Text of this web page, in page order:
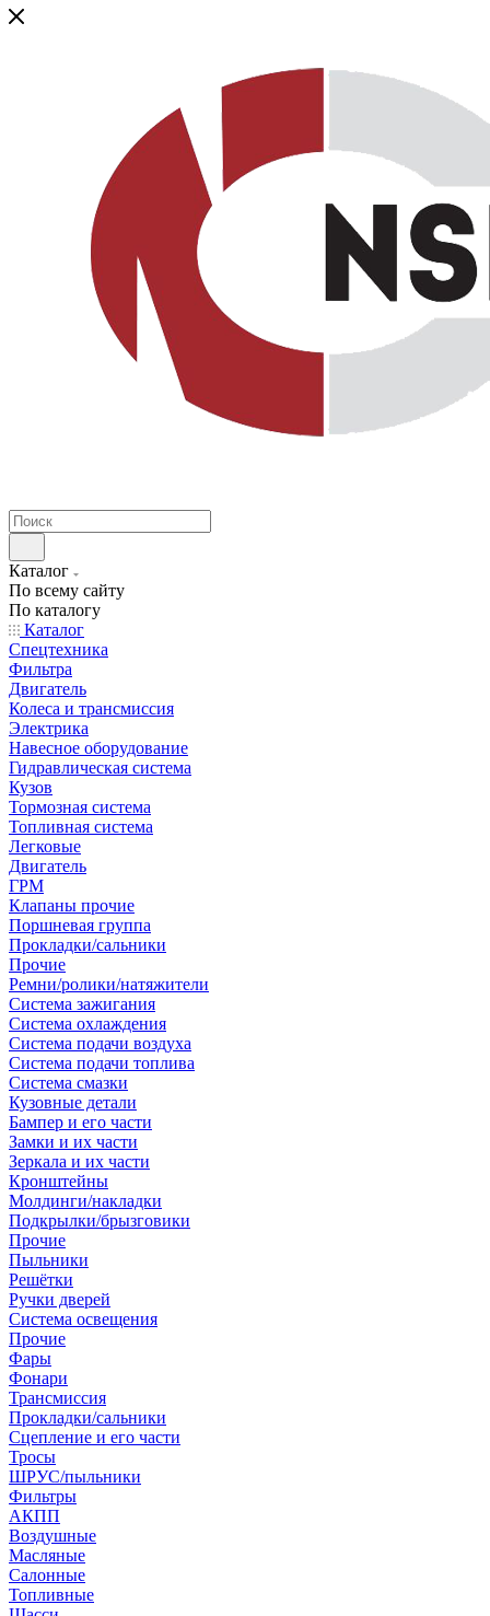
Каталог
По всему сайту
По каталогу
Каталог
Спецтехника
Фильтра
Двигатель
Колеса и трансмиссия
Электрика
Навесное оборудование
Гидравлическая система
Кузов
Тормозная система
Топливная система
Легковые
Двигатель
ГРМ
Клапаны прочие
Поршневая группа
Прокладки/сальники
Прочие
Ремни/ролики/натяжители
Система зажигания
Система охлаждения
Система подачи воздуха
Система подачи топлива
Система смазки
Кузовные детали
Бампер и его части
Замки и их части
Зеркала и их части
Кронштейны
Молдинги/накладки
Подкрылки/брызговики
Прочие
Пыльники
Решётки
Ручки дверей
Система освещения
Прочие
Фары
Фонари
Трансмиссия
Прокладки/сальники
Сцепление и его части
Тросы
ШРУС/пыльники
Фильтры
АКПП
Воздушные
Масляные
Салонные
Топливные